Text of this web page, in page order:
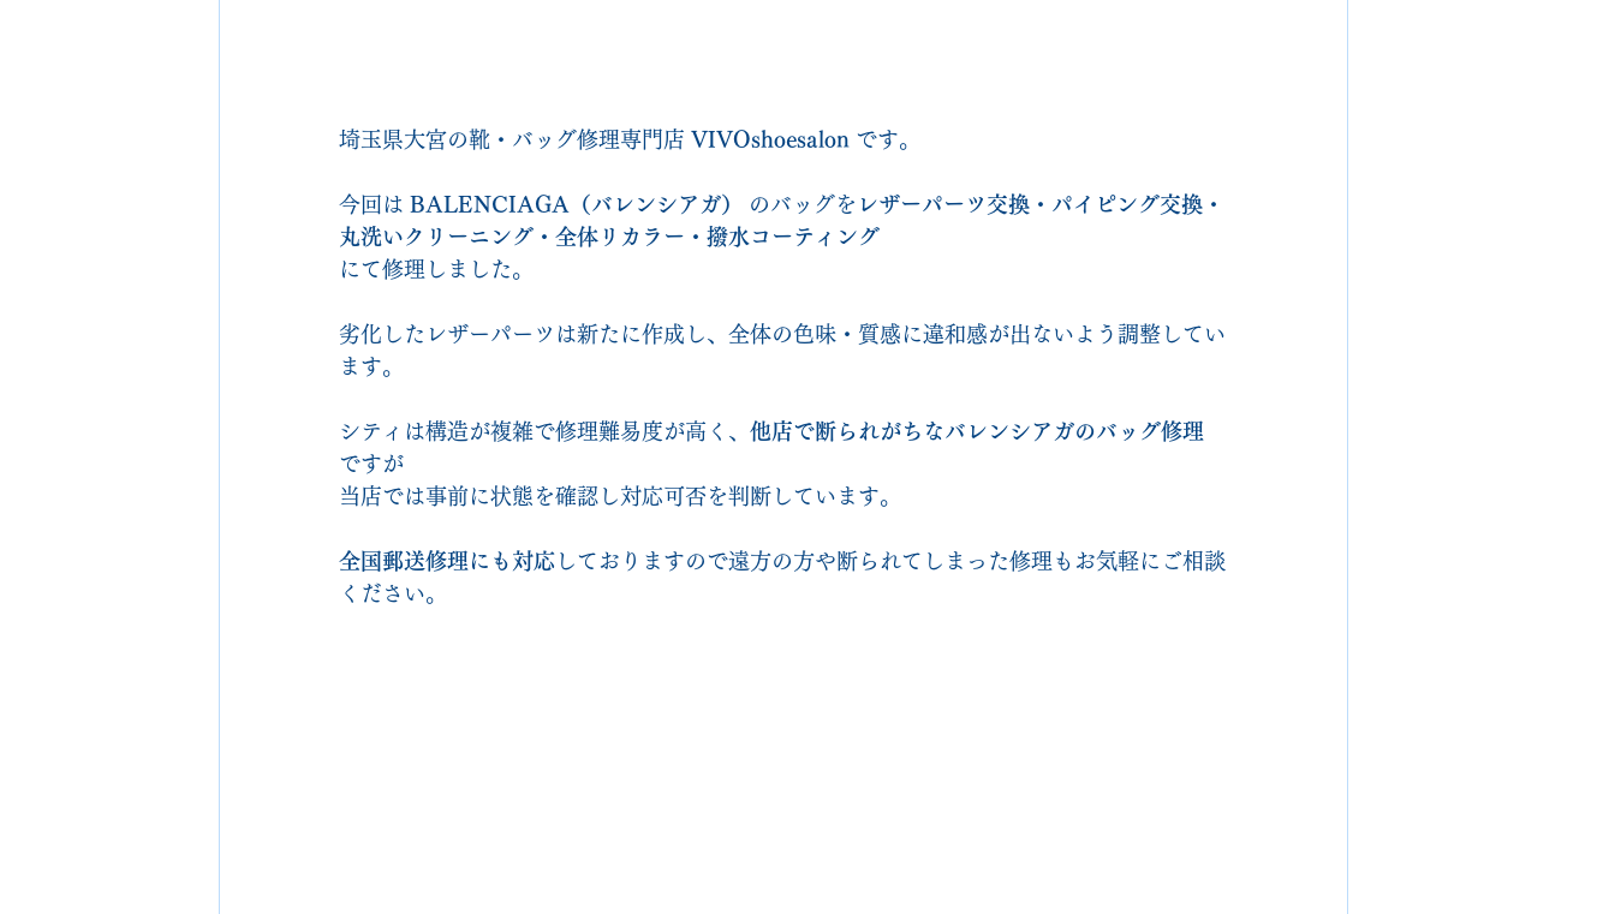
埼玉県大宮の靴・バッグ修理専門店 VIVOshoesalon です。
今回は BALENCIAGA（バレンシアガ） のバッグを レザーパーツ交換・パイピング交換・
丸洗いクリーニング・全体リカラー・撥水コーティング
にて修理しました。
劣化したレザーパーツは新たに作成し、全体の色味・質感に違和感が出ないよう調整してい
ます。
シティは構造が複雑で修理難易度が高く、 他店で断られがちなバレンシアガのバッグ修理
ですが
当店では事前に状態を確認し対応可否を判断しています。
全国郵送修理にも対応 しておりますので遠方の方や断られてしまった修理もお気軽にご相談
ください。